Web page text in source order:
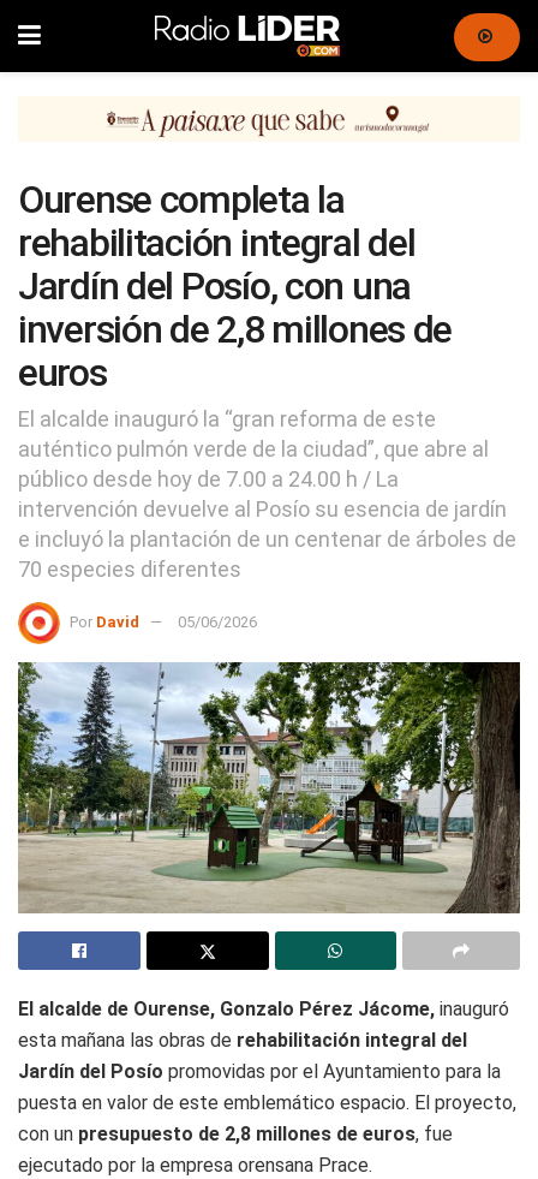
Ourense completa la
rehabilitación integral del
Jardín del Posío, con una
inversión de 2,8 millones de
euros
El alcalde inauguró la “gran reforma de este
auténtico pulmón verde de la ciudad”, que abre al
público desde hoy de 7.00 a 24.00 h / La
intervención devuelve al Posío su esencia de jardín
e incluyó la plantación de un centenar de árboles de
70 especies diferentes
Por David 05/06/2026
El alcalde de Ourense, Gonzalo Pérez Jácome, inauguró
esta mañana las obras de rehabilitación integral del
Jardín del Posío promovidas por el Ayuntamiento para la
puesta en valor de este emblemático espacio. El proyecto,
con un presupuesto de 2,8 millones de euros, fue
ejecutado por la empresa orensana Prace.